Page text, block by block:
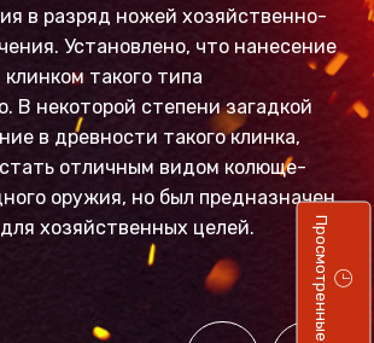
в разряд ножей хозяйственно-
Установлено, что нанесение
такого типа
В некоторой степени загадкой
в древности такого клинка,
отличным видом колюще-
оружия, но был предназначен
хозяйственных целей.
Просмотренные